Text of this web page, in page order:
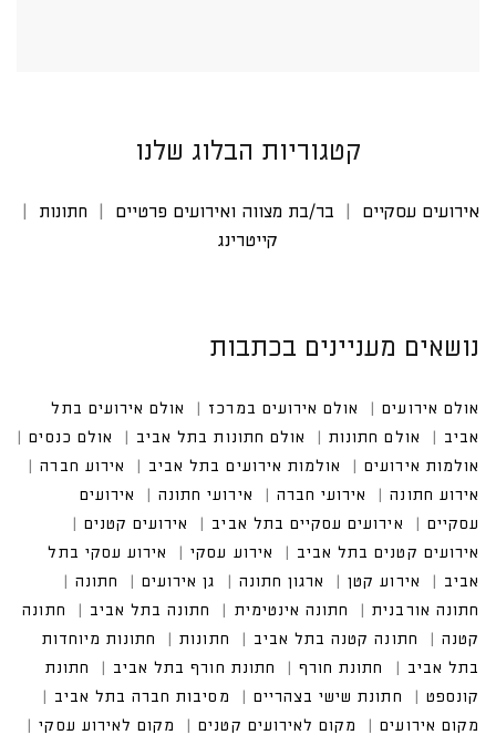
קטגוריות הבלוג שלנו
אירועים עסקיים בר/בת מצווה ואירועים פרטיים
חתונות
קייטרינג
נושאים מעניינים בכתבות
אולם אירועים אולם אירועים במרכז
אולם אירועים בתל
אביב
אולם חתונות אולם חתונות בתל אביב
אולם כנסים
אולמות אירועים
אולמות אירועים בתל אביב
אירוע חברה
אירוע חתונה
אירועי חברה אירועי חתונה
אירועים
עסקיים
אירועים עסקיים בתל אביב
אירועים קטנים
אירועים קטנים בתל אביב
אירוע עסקי
אירוע עסקי בתל
אביב
אירוע קטן ארגון חתונה גן אירועים
חתונה
חתונה אורבנית
חתונה אינטימית חתונה בתל אביב
חתונה
קטנה
חתונה קטנה בתל אביב חתונות
חתונות מיוחדות
בתל אביב
חתונת חורף חתונת חורף בתל אביב
חתונת
קונספט
חתונת שישי בצהריים
מסיבות חברה בתל אביב
מקום אירועים
מקום לאירועים קטנים
מקום לאירוע עסקי